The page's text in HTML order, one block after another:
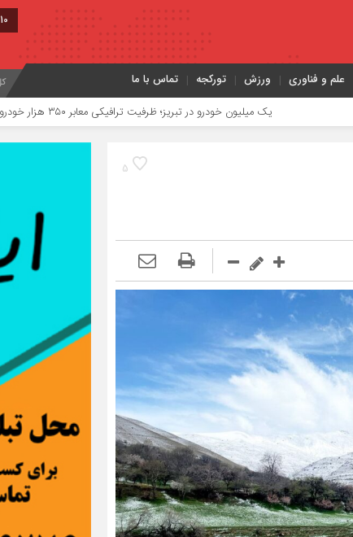
علم و فناوری ورزش تورکجه تماس با ما
یک میلیون خودرو در تبریز؛ ظرفیت ترافیکی معابر ۳۵۰ هزار خودرو
5